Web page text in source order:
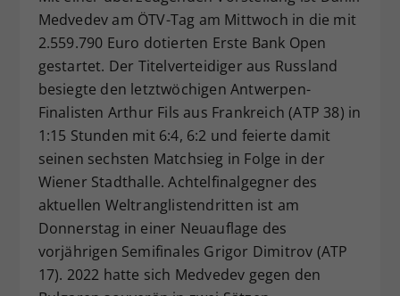
Medvedev am ÖTV-Tag am Mittwoch in die mit
2.559.790 Euro dotierten Erste Bank Open
gestartet. Der Titelverteidiger aus Russland
besiegte den letztwöchigen Antwerpen-
Finalisten Arthur Fils aus Frankreich (ATP 38) in
1:15 Stunden mit 6:4, 6:2 und feierte damit
seinen sechsten Matchsieg in Folge in der
Wiener Stadthalle. Achtelfinalgegner des
aktuellen Weltranglistendritten ist am
Donnerstag in einer Neuauflage des
vorjährigen Semifinales Grigor Dimitrov (ATP
17). 2022 hatte sich Medvedev gegen den
Zweck
Dieser Wert speichert Ihre Consent-
Einstellungen. Unter anderem eine
zufällig generierte ID, für die
historische Speicherung Ihrer
vorgenommen Einstellungen, falls der
Webseiten-Betreiber dies eingestellt
hat.